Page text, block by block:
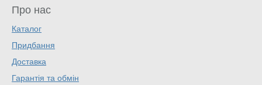
Про нас
Каталог
Придбання
Доставка
Гарантія та обмін